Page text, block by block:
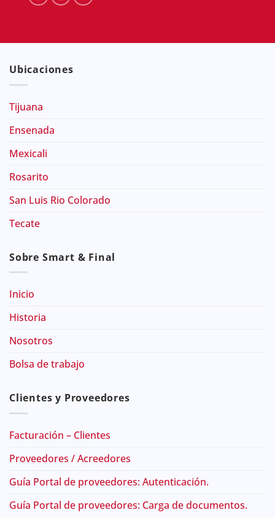
Ubicaciones
Tijuana
Ensenada
Mexicali
Rosarito
San Luis Rio Colorado
Tecate
Sobre Smart & Final
Inicio
Historia
Nosotros
Bolsa de trabajo
Clientes y Proveedores
Facturación – Clientes
Proveedores / Acreedores
Guía Portal de proveedores: Autenticación.
Guía Portal de proveedores: Carga de documentos.